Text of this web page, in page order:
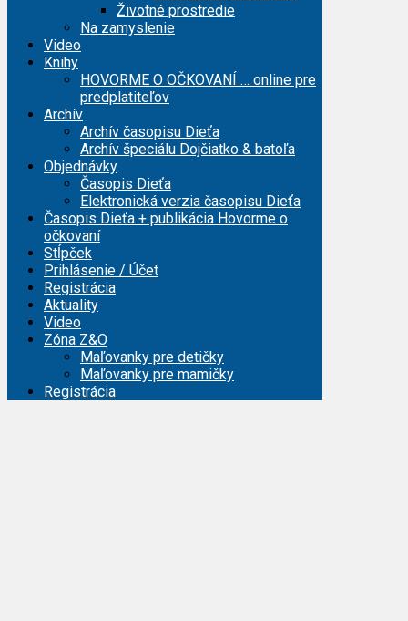
Životné prostredie
Na zamyslenie
Video
Knihy
HOVORME O OČKOVANÍ … online pre
predplatiteľov
Archív
Archív časopisu Dieťa
Archív špeciálu Dojčiatko & batoľa
Objednávky
Časopis Dieťa
Elektronická verzia časopisu Dieťa
Časopis Dieťa + publikácia Hovorme o
očkovaní
Stĺpček
Prihlásenie / Účet
Registrácia
Aktuality
Video
Zóna Z&O
Maľovanky pre detičky
Maľovanky pre mamičky
Registrácia